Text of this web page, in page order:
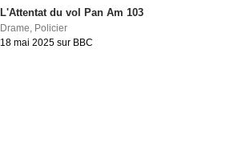
L'Attentat du vol Pan Am 103
Drame, Policier
18 mai 2025 sur BBC